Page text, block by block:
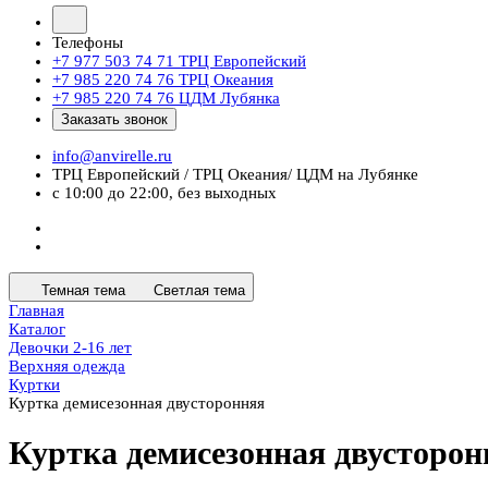
Телефоны
+7 977 503 74 71 ТРЦ Европейский
+7 985 220 74 76 ТРЦ Океания
+7 985 220 74 76 ЦДМ Лубянка
Заказать звонок
info@anvirelle.ru
ТРЦ Европейский / ТРЦ Океания/ ЦДМ на Лубянке
с 10:00 до 22:00, без выходных
Темная тема Светлая тема
Главная
Каталог
Девочки 2-16 лет
Верхняя одежда
Куртки
Куртка демисезонная двусторонняя
Куртка демисезонная